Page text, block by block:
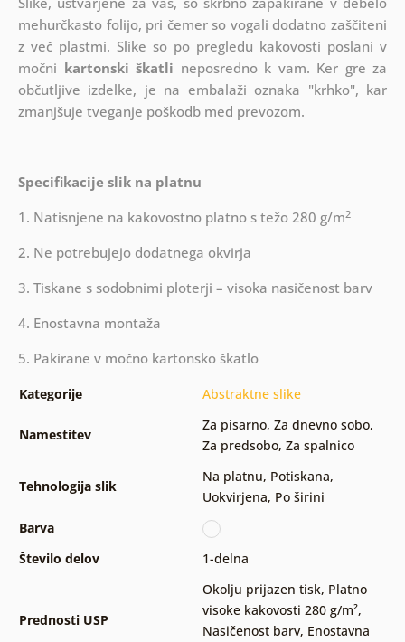
mehurčkasto folijo, pri čemer so vogali dodatno zaščiteni
z več plastmi. Slike so po pregledu kakovosti poslani v
močni kartonski škatli neposredno k vam. Ker gre za
občutljive izdelke, je na embalaži oznaka "krhko", kar
zmanjšuje tveganje poškodb med prevozom.
Specifikacije slik na platnu
1. Natisnjene na kakovostno platno s težo 280 g/m2
2. Ne potrebujejo dodatnega okvirja
3. Tiskane s sodobnimi ploterji – visoka nasičenost barv
4. Enostavna montaža
5. Pakirane v močno kartonsko škatlo
Kategorije Abstraktne slike
Namestitev
Za pisarno, Za dnevno sobo,
Za predsobo, Za spalnico
Tehnologija slik
Na platnu, Potiskana,
Uokvirjena, Po širini
Barva
Število delov
1-delna
Prednosti USP
Okolju prijazen tisk, Platno
visoke kakovosti 280 g/m²,
Nasičenost barv, Enostavna